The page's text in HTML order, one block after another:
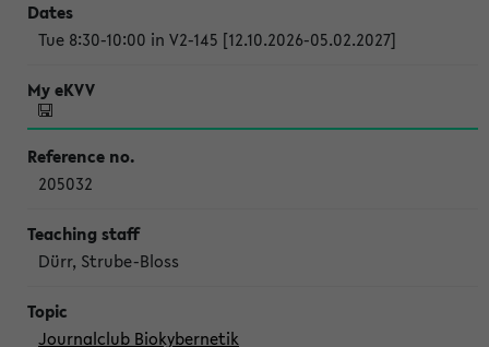
Tue 8:30-10:00 in V2-145 [12.10.2026-05.02.2027]
205032
Dürr, Strube-Bloss
Journalclub Biokybernetik